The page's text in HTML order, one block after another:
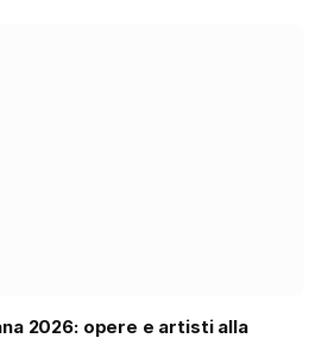
2026: opere e artisti alla